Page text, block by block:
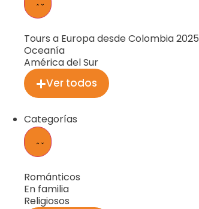
Tours a Europa desde Colombia 2025
Oceanía
América del Sur
Ver todos
Categorías
Románticos
En familia
Religiosos